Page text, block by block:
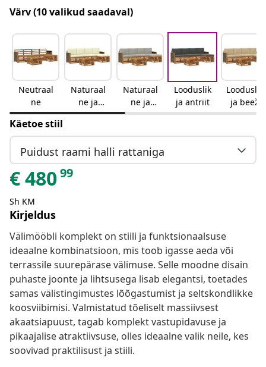
Värv(10 valikud saadaval)
Neutraal
ne
Naturaal
ne ja
kreemjas
Naturaal
ne ja
helehall
Looduslik
ja antriit
Looduslik
ja beež
Käetoe stiil
Puidust raami halli rattaniga
€48099
Sh KM
Kirjeldus
Välimööbli komplekt on stiili ja funktsionaalsuse
ideaalne kombinatsioon, mis toob igasse aeda või
terrassile suurepärase välimuse. Selle moodne disain
puhaste joonte ja lihtsusega lisab elegantsi, toetades
samas välistingimustes lõõgastumist ja seltskondlikke
koosviibimisi. Valmistatud tõeliselt massiivsest
akaatsiapuust, tagab komplekt vastupidavuse ja
pikaajalise atraktiivsuse, olles ideaalne valik neile, kes
soovivad praktilisust ja stiili.